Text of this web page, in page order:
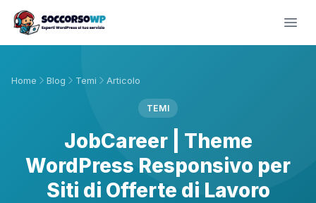
Home Blog Temi Articolo
TEMI
JobCareer | Theme
WordPress Responsivo per
Siti di Offerte di Lavoro